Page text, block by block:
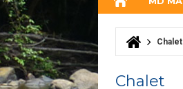
Anda diChalet
Chalet